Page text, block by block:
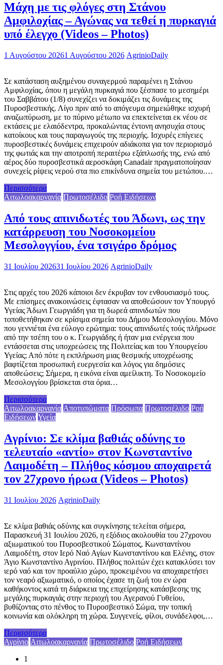
Μάχη με τις φλόγες στη Στάνου
Αμφιλοχίας – Αγώνας να τεθεί η πυρκαγιά
υπό έλεγχο (Videos – Photos)
1 Αυγούστου 20261 Αυγούστου 2026 AgrinioDaily
Σε κατάσταση αυξημένου συναγερμού παραμένει η Στάνου
Αμφιλοχίας, όπου η μεγάλη πυρκαγιά που ξέσπασε το μεσημέρι
του Σαββάτου (1/8) συνεχίζει να δοκιμάζει τις δυνάμεις της
Πυροσβεστικής. Λίγο πριν από το απόγευμα σημειώθηκε ισχυρή
αναζωπύρωση, με το πύρινο μέτωπο να επεκτείνεται εκ νέου σε
εκτάσεις με ελαιόδεντρα, προκαλώντας έντονη ανησυχία στους
κατοίκους και τους παραγωγούς της περιοχής. Ισχυρές επίγειες
πυροσβεστικές δυνάμεις επιχειρούν αδιάκοπα για τον περιορισμό
της φωτιάς και την αποτροπή περαιτέρω εξάπλωσής της, ενώ από
αέρος δύο πυροσβεστικά αεροσκάφη Canadair πραγματοποίησαν
συνεχείς ρίψεις νερού στα πιο επικίνδυνα σημεία του μετώπου.…
Περισσότερα
Αιτωλοακαρνανία Πρωτοσέλιδο Ροή Ειδήσεων
Από τους απινιδωτές του Άδωνι, ως την
κατάρρευση του Νοσοκομείου
Μεσολογγίου, ένα τσιγάρο δρόμος
31 Ιουλίου 202631 Ιουλίου 2026 AgrinioDaily
Στις αρχές του 2026 κάποιοι δεν έκρυβαν τον ενθουσιασμό τους.
Με επίσημες ανακοινώσεις έφτασαν να αποθεώσουν τον Υπουργό
Υγείας Άδωνι Γεωργιάδη για τη δωρεά απινιδωτών που
τοποθετήθηκαν σε κρίσιμα σημεία του Δήμου Μεσολογγίου. Μόνο
που γεννιέται ένα εύλογο ερώτημα: τους απινιδωτές τούς πλήρωσε
από την τσέπη του ο κ. Γεωργιάδης ή ήταν μια ενέργεια που
εντάσσεται στις υποχρεώσεις της Πολιτείας και του Υπουργείου
Υγείας; Από πότε η εκπλήρωση μιας θεσμικής υποχρέωσης
βαφτίζεται προσωπική ευεργεσία και λόγος για δημόσιες
αποθεώσεις; Σήμερα, η εικόνα είναι αμείλικτη. Το Νοσοκομείο
Μεσολογγίου βρίσκεται στα όρια…
Περισσότερα
Αιτωλοακαρνανία Αποτυπώματα Πρόσωπα Πρωτοσέλιδο Ροή
Ειδήσεων Υγεία
Aγρίνιο: Σε κλίμα βαθιάς οδύνης το
τελευταίο «αντίο» στον Κωνσταντίνο
Λαιμοδέτη – Πλήθος κόσμου αποχαιρετά
τον 27χρονο ήρωα (Videos – Photos)
31 Ιουλίου 2026 AgrinioDaily
Σε κλίμα βαθιάς οδύνης και συγκίνησης τελείται σήμερα,
Παρασκευή 31 Ιουλίου 2026, η εξόδιος ακολουθία του 27χρονου
αξιωματικού του Πυροσβεστικού Σώματος, Κωνσταντίνου
Λαιμοδέτη, στον Ιερό Ναό Αγίων Κωνσταντίνου και Ελένης, στον
Άγιο Κωνσταντίνο Αγρινίου. Πλήθος πολιτών έχει κατακλύσει τον
ιερό ναό και τον προαύλιο χώρο, προκειμένου να αποχαιρετήσει
τον νεαρό αξιωματικό, ο οποίος έχασε τη ζωή του εν ώρα
καθήκοντος κατά τη διάρκεια της επιχείρησης κατάσβεσης της
μεγάλης πυρκαγιάς στην περιοχή του Αγερανού Γυθείου,
βυθίζοντας στο πένθος το Πυροσβεστικό Σώμα, την τοπική
κοινωνία και ολόκληρη τη χώρα. Συγγενείς, φίλοι, συνάδελφοι,…
Περισσότερα
Αγρίνιο Αιτωλοακαρνανία Πρωτοσέλιδο Ροή Ειδήσεων
1